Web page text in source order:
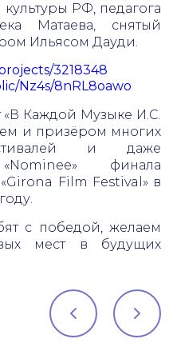
РФ, педагога
Матаева, снятый
Ильясом Дауди.
3218348
Nz4s/8nRL8oawo
«В Каждой Музыке И.С.
и призёром многих
и даже
финала
Film Festival» в
с победой, желаем
мест в будущих